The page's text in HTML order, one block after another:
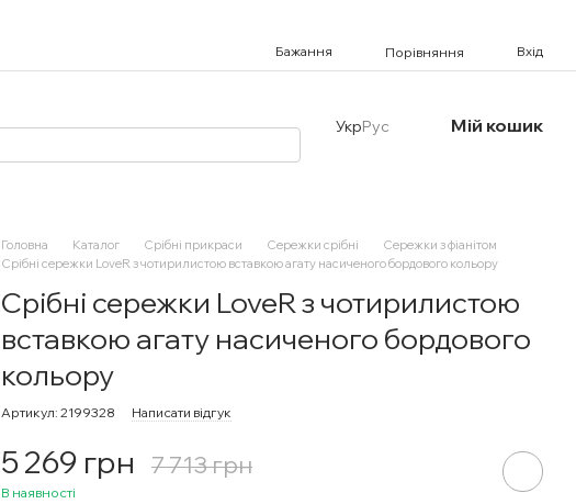
Бажання Порівняння Вхід
УкрРус Мій кошик
Головна Каталог Срібні прикраси Сережки срібні
Сережки з фіанітом
Срібні сережки LoveR з чотирилистою вставкою агату насиченого бордового кольору
Срібні сережки LoveR з чотирилистою
вставкою агату насиченого бордового
кольору
Артикул: 2199328 Написати відгук
5 269 грн 7 713 грн
В наявності